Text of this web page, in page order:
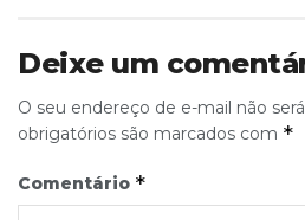
Deixe um
O seu endereço de e-mail não
obrigatórios são marcados com *
Comentário *